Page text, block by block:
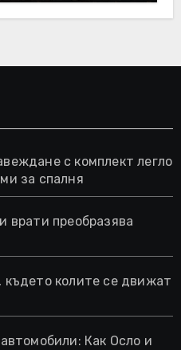
с комплект легло
за спалня
врати преобразява
колите се движат
Как Осло и